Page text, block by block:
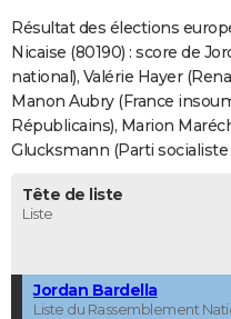
AVIS DE DÉCÈS
FORUM
Bricolage
Lifestyle
Culture
Sport
Auto
Television
Voyage
Cinema
Résultat des élections
Nicaise (80190) : score de
national), Valérie Hayer
Manon Aubry (France
Républicains), Marion
Glucksmann (Parti socialiste
Tête de liste
Liste
Jordan Bardella
Liste du Rassemblement